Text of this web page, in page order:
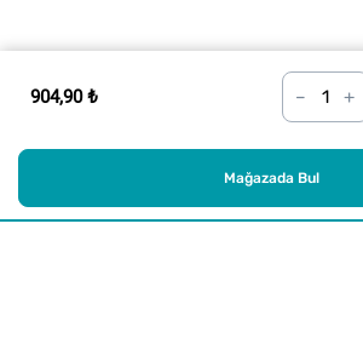
904,90 ₺ – +
Mağazada Bul